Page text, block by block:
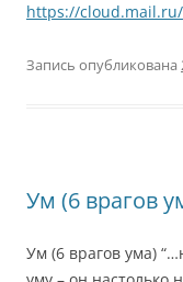
https://
Запись опубликована
Ум (6 врагов
Ум (6 врагов ума)